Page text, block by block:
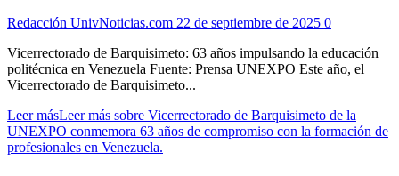
Redacción UnivNoticias.com 22 de septiembre de 2025 0
Vicerrectorado de Barquisimeto: 63 años impulsando la educación
politécnica en Venezuela Fuente: Prensa UNEXPO Este año, el
Vicerrectorado de Barquisimeto...
Leer másLeer más sobre Vicerrectorado de Barquisimeto de la
UNEXPO conmemora 63 años de compromiso con la formación de
profesionales en Venezuela.